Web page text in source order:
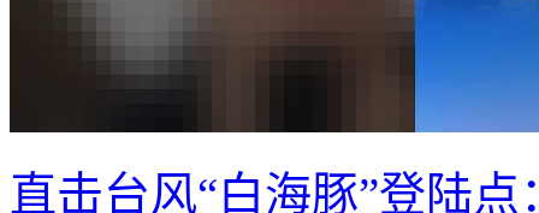
直击台风“白海豚”登陆